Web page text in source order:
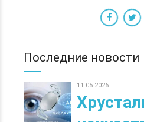
Последние новости
11.05.2026